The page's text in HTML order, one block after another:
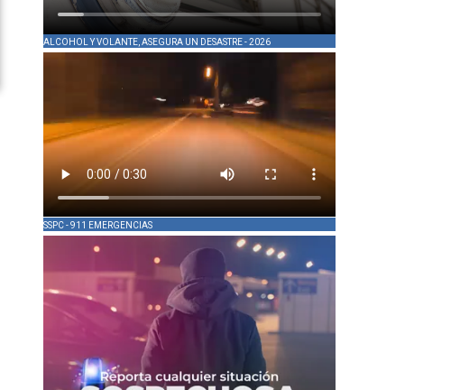
ALCOHOL Y VOLANTE, ASEGURA UN DESASTRE - 2026
SSPC - 911 EMERGENCIAS